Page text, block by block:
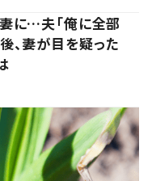
に…夫「俺に全部
、妻が目を疑った